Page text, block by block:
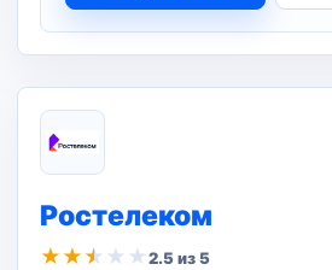
Ростелеком
★ ★ ★ ★ ★2.5 из 5